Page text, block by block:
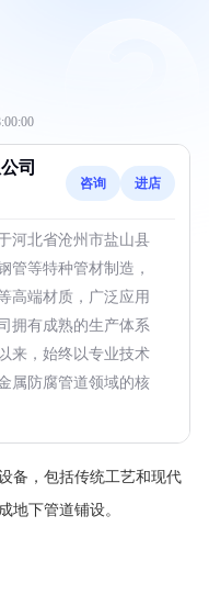
司
咨询 进店
河北省沧州市盐山县
管等特种管材制造，
高端材质，广泛应用
拥有成熟的生产体系
来，始终以专业技术
属防腐管道领域的核
备，包括传统工艺和现代
地下管道铺设。